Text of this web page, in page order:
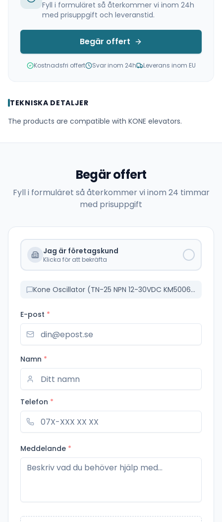
Fyll i formuläret så återkommer vi inom 24h
med prisuppgift och leveranstid.
Begär offert
Kostnadsfri offert Svar inom 24h Leverans inom EU
TEKNISKA DETALJER
The products are compatible with KONE elevators.
Begär offert
Fyll i formuläret så återkommer vi inom 24 timmar
med prisuppgift
Jag är företagskund
Klicka för att bekräfta
Kone Oscillator (TN-25 NPN 12-30VDC KM50069640)
E-post *
Namn *
Telefon *
Meddelande *